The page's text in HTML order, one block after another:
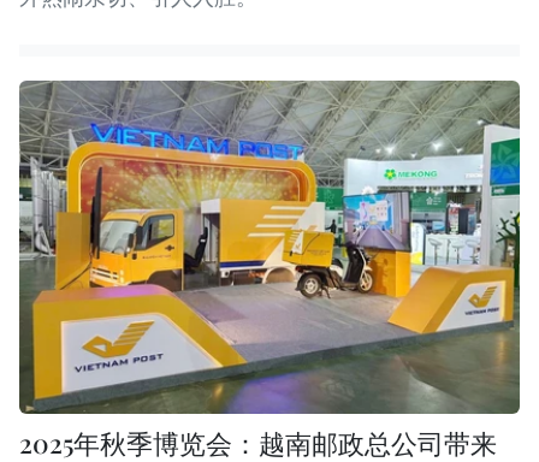
2025年秋季博览会：越南邮政总公司带来